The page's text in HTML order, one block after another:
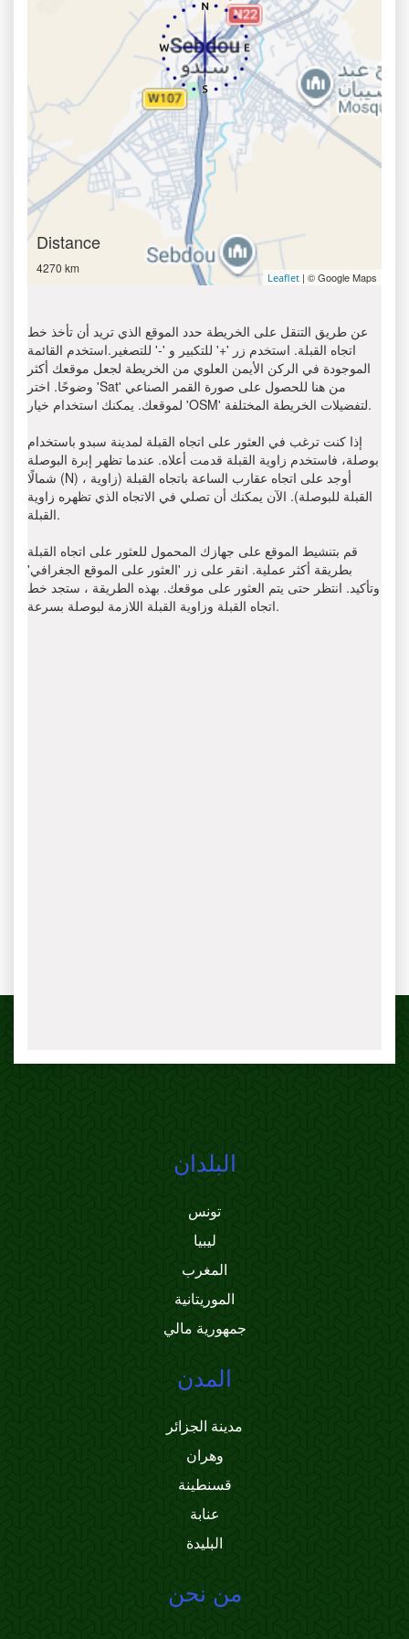
Distance
4270 km
Leaflet | © Google Maps
عن طريق التنقل على الخريطة حدد الموقع الذي تريد أن تأخذ خط
اتجاه القبلة. استخدم زر '+' للتكبير و '-' للتصغير.استخدم القائمة
الموجودة في الركن الأيمن العلوي من الخريطة لجعل موقعك أكثر
وضوحًا. اختر 'Sat' من هنا للحصول على صورة القمر الصناعي
لموقعك. يمكنك استخدام خيار 'OSM' لتفضيلات الخريطة المختلفة.
إذا كنت ترغب في العثور على اتجاه القبلة لمدينة سبدو باستخدام
بوصلة، فاستخدم زاوية القبلة قدمت أعلاه. عندما تظهر إبرة البوصلة
شمالًا (N) ، أوجد على اتجاه عقارب الساعة باتجاه القبلة (زاوية
القبلة للبوصلة). الآن يمكنك أن تصلي في الاتجاه الذي تظهره زاوية
القبلة.
قم بتنشيط الموقع على جهازك المحمول للعثور على اتجاه القبلة
بطريقة أكثر عملية. انقر على زر 'العثور على الموقع الجغرافي'
وتأكيد. انتظر حتى يتم العثور على موقعك. بهذه الطريقة ، ستجد خط
اتجاه القبلة وزاوية القبلة اللازمة لبوصلة بسرعة.
البلدان
تونس
ليبيا
المغرب
الموريتانية
جمهورية مالي
المدن
مدينة الجزائر
وهران
قسنطينة
عنابة
البليدة
من نحن